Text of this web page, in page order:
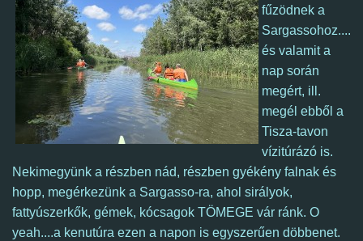
fűzödnek a
Sargassohoz....
és valamit a
nap során
megért, ill.
megél ebből a
Tisza-tavon
vízitúrázó is.
Nekimegyünk a részben nád, részben gyékény falnak és
hopp, megérkezünk a Sargasso-ra, ahol sirályok,
fattyúszerkők, gémek, kócsagok TÖMEGE vár ránk. O
yeah....a kenutúra ezen a napon is egyszerűen döbbenet.